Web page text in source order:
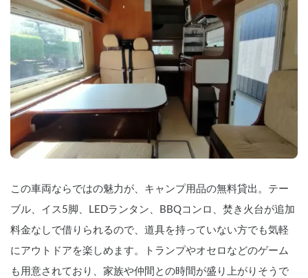
    ※12/23-1/4はトップシーズン料金と
して「3500円／1日」オプションとなり
ます。
    —————🖋️レビュー投稿🖋️—————
    ご予約頂いた全てのゲストさんに、旅
先での様子や車の「レビュー投稿」（簡
単な内容で👌です）をお願いしておりま
す。次回借りる方の参考となりますので
ご協力お願い致します🙏
    ———————————————————
    ①利用予定日時
    ④国籍
    ⑤用途・目的地（わかる範囲で👌）
    上記の6点を【まずはホルダーに連絡し
てみる】から分かる範囲でお知らせ頂け
ると助かります🙇
この車両ならではの魅力が、キャンプ用品の無料貸出。テー
ブル、イス5脚、LEDランタン、BBQコンロ、焚き火台が追加
料金なしで借りられるので、道具を持っていない方でも気軽
にアウトドアを楽しめます。トランプやオセロなどのゲーム
も用意されており、家族や仲間との時間が盛り上がりそうで